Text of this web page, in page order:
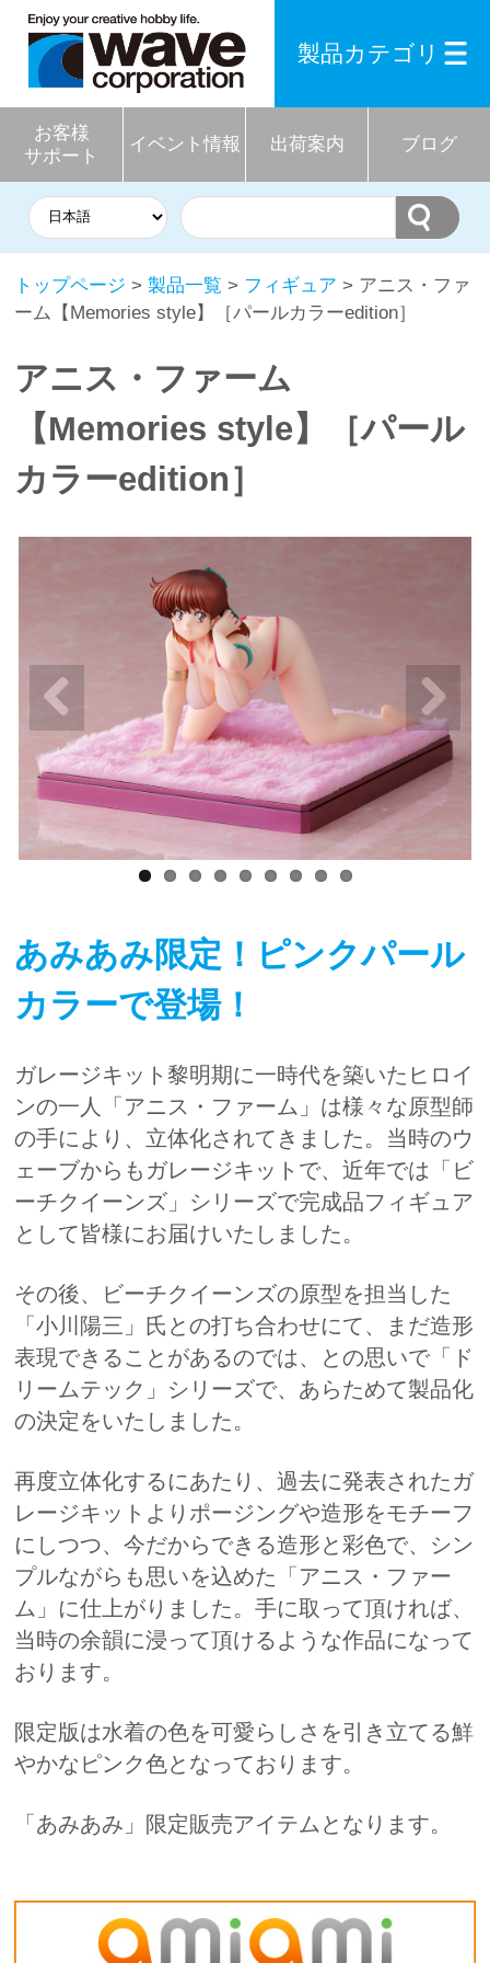
お客様
サポート
イベント情報 出荷案内 ブログ
製品カテゴリ
トップページ > 製品一覧 > フィギュア > アニス・ファ
ーム【Memories style】［パールカラーedition］
アニス・ファーム
【Memories style】［パール
カラーedition］
あみあみ限定！ピンクパール
カラーで登場！
ガレージキット黎明期に一時代を築いたヒロイ
ンの一人「アニス・ファーム」は様々な原型師
の手により、立体化されてきました。当時のウ
ェーブからもガレージキットで、近年では「ビ
ーチクイーンズ」シリーズで完成品フィギュア
として皆様にお届けいたしました。
その後、ビーチクイーンズの原型を担当した
「小川陽三」氏との打ち合わせにて、まだ造形
表現できることがあるのでは、との思いで「ド
リームテック」シリーズで、あらためて製品化
の決定をいたしました。
再度立体化するにあたり、過去に発表されたガ
レージキットよりポージングや造形をモチーフ
にしつつ、今だからできる造形と彩色で、シン
プルながらも思いを込めた「アニス・ファー
ム」に仕上がりました。手に取って頂ければ、
当時の余韻に浸って頂けるような作品になって
おります。
限定版は水着の色を可愛らしさを引き立てる鮮
やかなピンク色となっております。
「あみあみ」限定販売アイテムとなります。